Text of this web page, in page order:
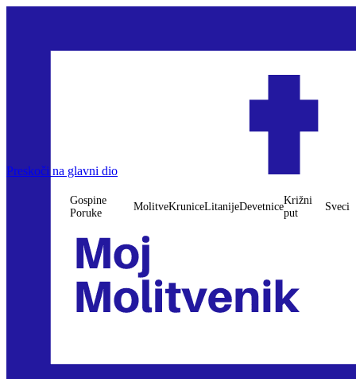
Preskoči na glavni dio
Gospine
Poruke
MolitveKruniceLitanijeDevetnice
Križni
put
Sveci